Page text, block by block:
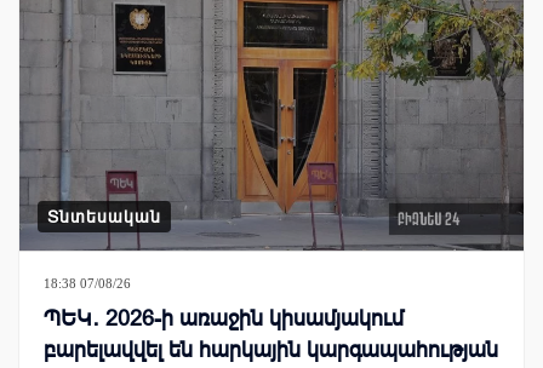
Տնտեսական
18:38 07/08/26
ՊԵԿ․ 2026-ի առաջին կիսամյակում
բարելավվել են հարկային կարգապահության